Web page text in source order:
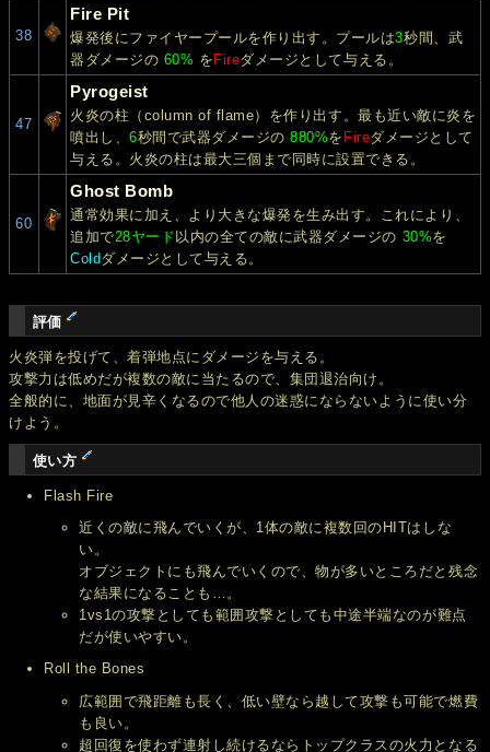
38
Fire Pit
爆発後にファイヤープールを作り出す。プールは3秒間、武
器ダメージの 60% をFireダメージとして与える。
47
Pyrogeist
火炎の柱（column of flame）を作り出す。最も近い敵に炎を
噴出し、6秒間で武器ダメージの880%を Fireダメージとして
与える。火炎の柱は最大三個まで同時に設置できる。
60
Ghost Bomb
通常効果に加え、より大きな爆発を生み出す。これにより、
追加で28ヤード以内の全ての敵に武器ダメージの 30%を
Coldダメージとして与える。
評価
火炎弾を投げて、着弾地点にダメージを与える。
攻撃力は低めだが複数の敵に当たるので、集団退治向け。
全般的に、地面が見辛くなるので他人の迷惑にならないように使い分
けよう。
使い方
Flash Fire
近くの敵に飛んでいくが、1体の敵に複数回のHITはしな
い。
オブジェクトにも飛んでいくので、物が多いところだと残念
な結果になることも…。
1vs1の攻撃としても範囲攻撃としても中途半端なのが難点
だが使いやすい。
Roll the Bones
広範囲で飛距離も長く、低い壁なら越して攻撃も可能で燃費
も良い。
超回復を使わず連射し続けるならトップクラスの火力となる